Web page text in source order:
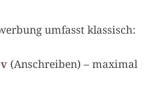
umfasst klassisch:
(Anschreiben) – maximal